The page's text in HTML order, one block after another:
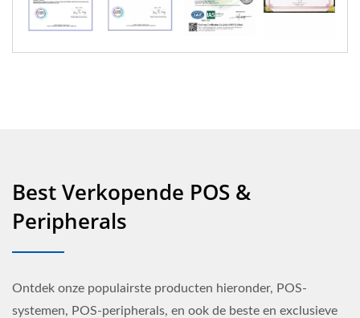
Best Verkopende POS &
Peripherals
Ontdek onze populairste producten hieronder, POS-
systemen, POS-peripherals, en ook de beste en exclusieve